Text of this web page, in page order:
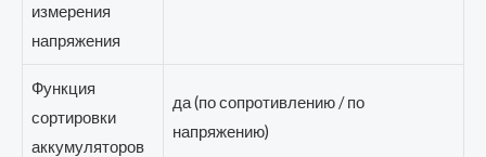
измерения
напряжения
Функция
сортировки
аккумуляторов
да (по сопротивлению / по
напряжению)